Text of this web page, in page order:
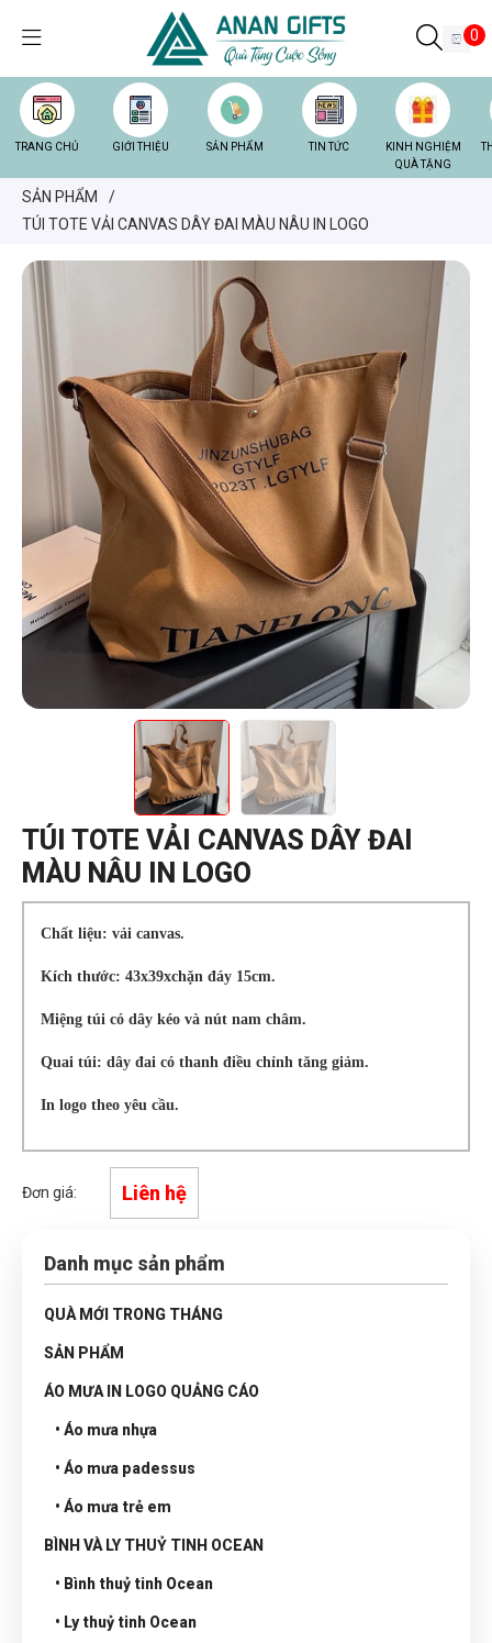
0
TRANG CHỦ GIỚI THIỆU SẢN PHẨM TIN TỨC
KINH NGHIỆM
QUÀ TẶNG
SẢN PHẨM
/
TÚI TOTE VẢI CANVAS DÂY ĐAI MÀU NÂU IN LOGO
TÚI TOTE VẢI CANVAS DÂY ĐAI
MÀU NÂU IN LOGO
Chất liệu: vải canvas.
Kích thước: 43x39xchặn đáy 15cm.
Miệng túi có dây kéo và nút nam châm.
Quai túi: dây đai có thanh điều chỉnh tăng giảm.
In logo theo yêu cầu.
Đơn giá: Liên hệ
Danh mục sản phẩm
QUÀ MỚI TRONG THÁNG
SẢN PHẨM
ÁO MƯA IN LOGO QUẢNG CÁO
• Áo mưa nhựa
• Áo mưa padessus
• Áo mưa trẻ em
BÌNH VÀ LY THUỶ TINH OCEAN
• Bình thuỷ tinh Ocean
• Ly thuỷ tinh Ocean